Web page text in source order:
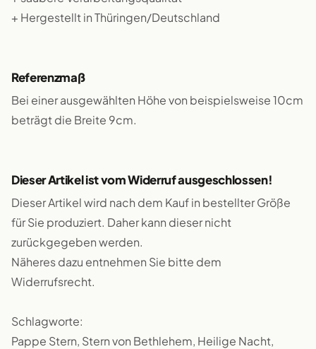
+ Hergestellt in Thüringen/Deutschland
Referenzmaß
Bei einer ausgewählten Höhe von beispielsweise 10cm
beträgt die Breite 9cm.
Dieser Artikel ist vom Widerruf ausgeschlossen!
Dieser Artikel wird nach dem Kauf in bestellter Größe
für Sie produziert. Daher kann dieser nicht
zurückgegeben werden.
Näheres dazu entnehmen Sie bitte dem
Widerrufsrecht.
Schlagworte:
Pappe Stern, Stern von Bethlehem, Heilige Nacht,